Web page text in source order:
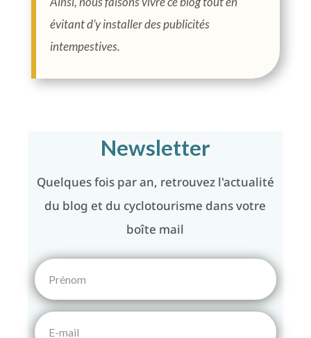
évitant d’y installer des publicités
intempestives.
Newsletter
Quelques fois par an, retrouvez l'actualité
du blog et du cyclotourisme dans votre
boîte mail